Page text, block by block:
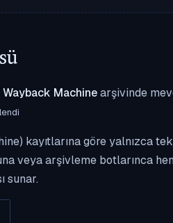
Machinearşivinde
kayıtlarına göre yalnızca
veya arşivleme botlarınca
sunar.